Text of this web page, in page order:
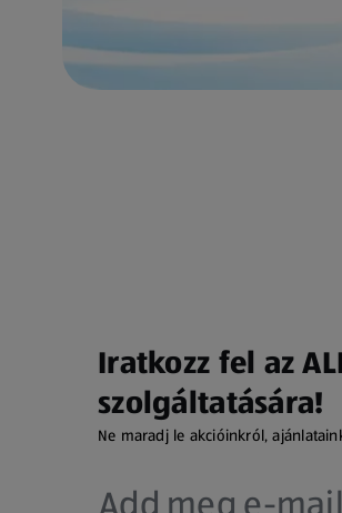
(új oldalon nyílik meg)
Iratkozz fel az
szolgáltatására!
Ne maradj le akcióinkról,